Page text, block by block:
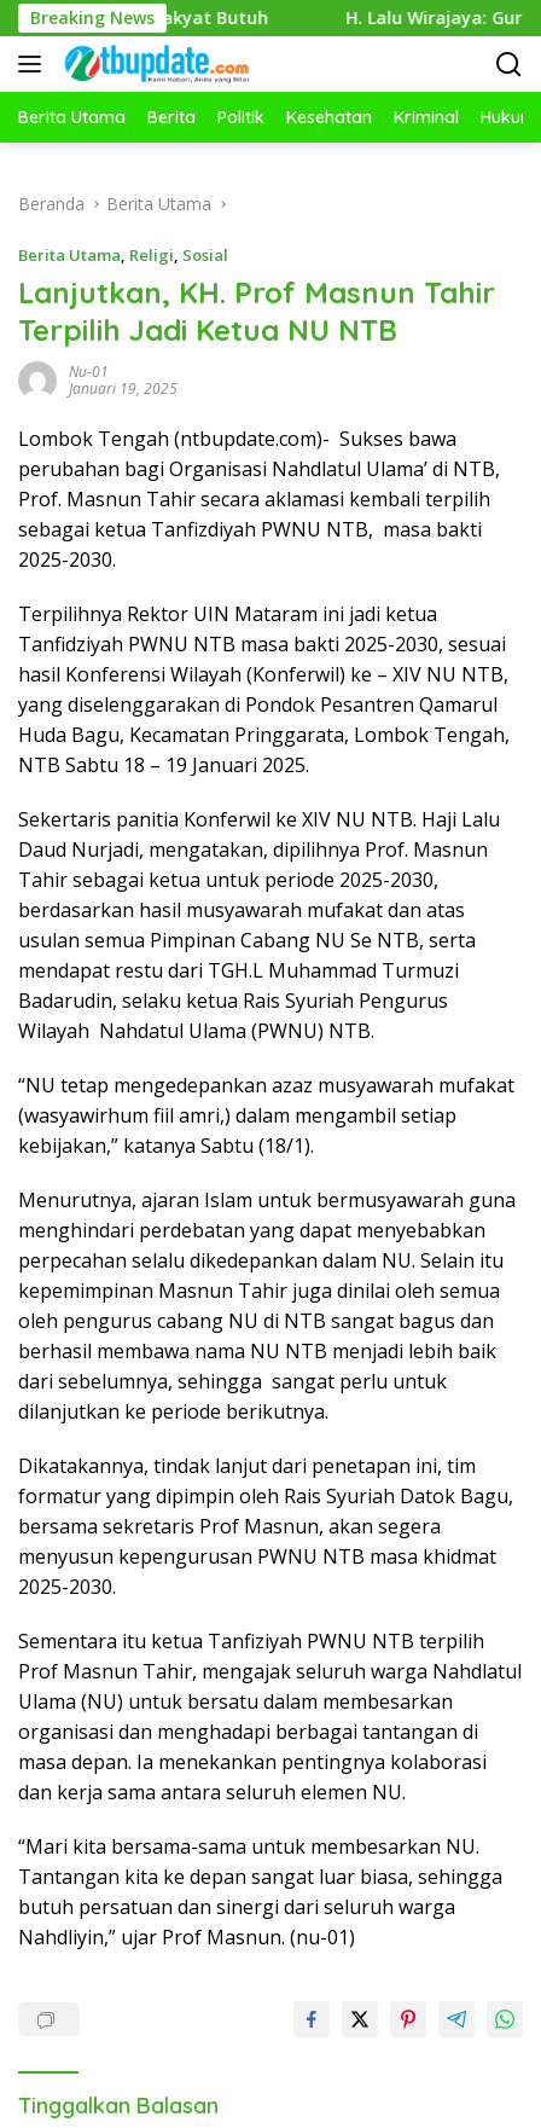
Langsung
ke
konten
Breaking News
Rakyat Butuh H. Lalu Wirajaya: Guru Kreatif,
Berita Utama Berita Politik Kesehatan Kriminal Hukum
Beranda Berita Utama
Berita Utama, Religi, Sosial
Lanjutkan, KH. Prof Masnun Tahir
Terpilih Jadi Ketua NU NTB
Nu-01
Januari 19, 2025
Lombok Tengah (ntbupdate.com)- Sukses bawa
perubahan bagi Organisasi Nahdlatul Ulama’ di NTB,
Prof. Masnun Tahir secara aklamasi kembali terpilih
sebagai ketua Tanfizdiyah PWNU NTB, masa bakti
2025-2030.
Terpilihnya Rektor UIN Mataram ini jadi ketua
Tanfidziyah PWNU NTB masa bakti 2025-2030, sesuai
hasil Konferensi Wilayah (Konferwil) ke – XIV NU NTB,
yang diselenggarakan di Pondok Pesantren Qamarul
Huda Bagu, Kecamatan Pringgarata, Lombok Tengah,
NTB Sabtu 18 – 19 Januari 2025.
Sekertaris panitia Konferwil ke XIV NU NTB. Haji Lalu
Daud Nurjadi, mengatakan, dipilihnya Prof. Masnun
Tahir sebagai ketua untuk periode 2025-2030,
berdasarkan hasil musyawarah mufakat dan atas
usulan semua Pimpinan Cabang NU Se NTB, serta
mendapat restu dari TGH.L Muhammad Turmuzi
Badarudin, selaku ketua Rais Syuriah Pengurus
Wilayah Nahdatul Ulama (PWNU) NTB.
“NU tetap mengedepankan azaz musyawarah mufakat
(wasyawirhum fiil amri,) dalam mengambil setiap
kebijakan,” katanya Sabtu (18/1).
Menurutnya, ajaran Islam untuk bermusyawarah guna
menghindari perdebatan yang dapat menyebabkan
perpecahan selalu dikedepankan dalam NU. Selain itu
kepemimpinan Masnun Tahir juga dinilai oleh semua
oleh pengurus cabang NU di NTB sangat bagus dan
berhasil membawa nama NU NTB menjadi lebih baik
dari sebelumnya, sehingga sangat perlu untuk
dilanjutkan ke periode berikutnya.
Dikatakannya, tindak lanjut dari penetapan ini, tim
formatur yang dipimpin oleh Rais Syuriah Datok Bagu,
bersama sekretaris Prof Masnun, akan segera
menyusun kepengurusan PWNU NTB masa khidmat
2025-2030.
Sementara itu ketua Tanfiziyah PWNU NTB terpilih
Prof Masnun Tahir, mengajak seluruh warga Nahdlatul
Ulama (NU) untuk bersatu dalam membesarkan
organisasi dan menghadapi berbagai tantangan di
masa depan. Ia menekankan pentingnya kolaborasi
dan kerja sama antara seluruh elemen NU.
“Mari kita bersama-sama untuk membesarkan NU.
Tantangan kita ke depan sangat luar biasa, sehingga
butuh persatuan dan sinergi dari seluruh warga
Nahdliyin,” ujar Prof Masnun. (nu-01)
Tinggalkan Balasan